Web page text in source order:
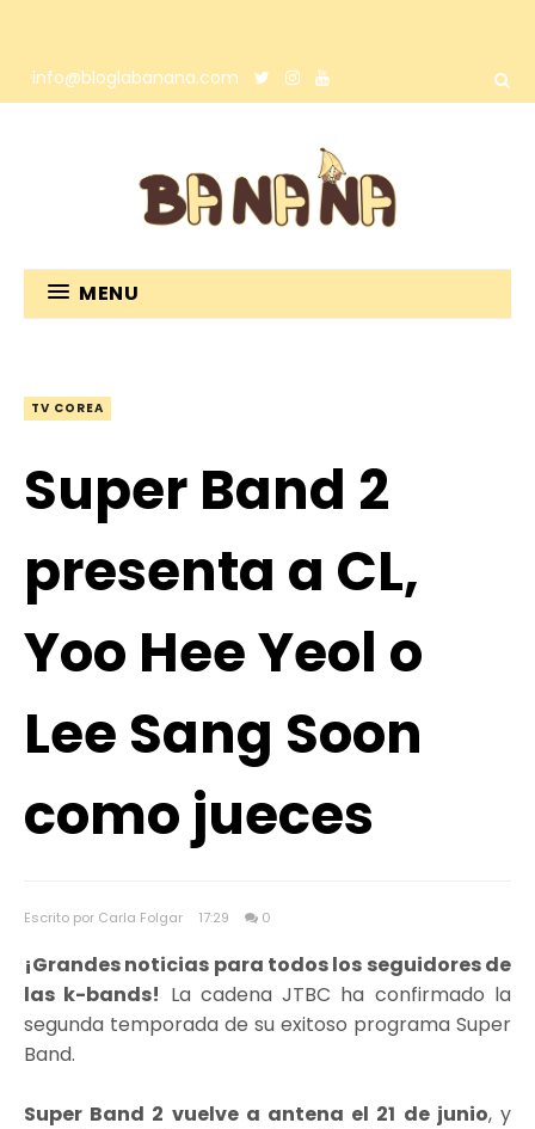
info@bloglabanana.com
MENU
TV COREA
Super Band 2
presenta a CL,
Yoo Hee Yeol o
Lee Sang Soon
como jueces
Escrito por Carla Folgar 17:29 0
¡Grandes noticias para todos los seguidores de
las k-bands! La cadena JTBC ha confirmado la
segunda temporada de su exitoso programa Super
Band.
Super Band 2 vuelve a antena el 21 de junio, y